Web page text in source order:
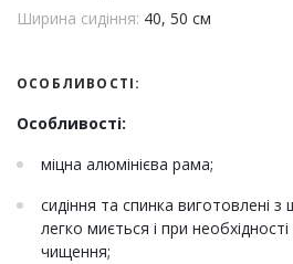
Ширина сидіння: 40, 50 см
ОСОБЛИВОСТІ:
Особливості:
міцна алюмінієва рама;
сидіння та спинка виготовлені
легко миється і при
чищення;